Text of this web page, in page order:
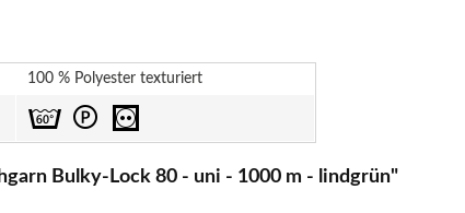
100 % Polyester texturiert
Bulky-Lock 80 - uni - 1000 m - lindgrün"